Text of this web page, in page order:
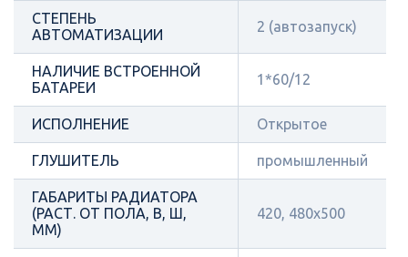
СТЕПЕНЬ
АВТОМАТИЗАЦИИ
2 (автозапуск)
НАЛИЧИЕ ВСТРОЕННОЙ
БАТАРЕИ
1*60/12
ИСПОЛНЕНИЕ Открытое
ГЛУШИТЕЛЬ промышленный
ГАБАРИТЫ РАДИАТОРА
(РАСТ. ОТ ПОЛА, В, Ш,
ММ)
420, 480х500